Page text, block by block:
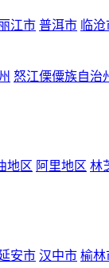
江市 普洱市 临
怒江傈僳族自治
地区 阿里地区 林
安市 汉中市 榆林